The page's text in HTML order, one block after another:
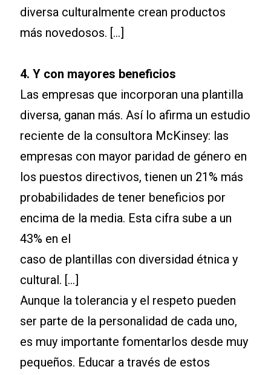
diversa culturalmente crean productos
más novedosos. […]
4. Y con mayores beneficios
Las empresas que incorporan una plantilla
diversa, ganan más. Así lo afirma un estudio
reciente de la consultora McKinsey: las
empresas con mayor paridad de género en
los puestos directivos, tienen un 21% más
probabilidades de tener beneficios por
encima de la media. Esta cifra sube a un
43% en el
caso de plantillas con diversidad étnica y
cultural. […]
Aunque la tolerancia y el respeto pueden
ser parte de la personalidad de cada uno,
es muy importante fomentarlos desde muy
pequeños. Educar a través de estos